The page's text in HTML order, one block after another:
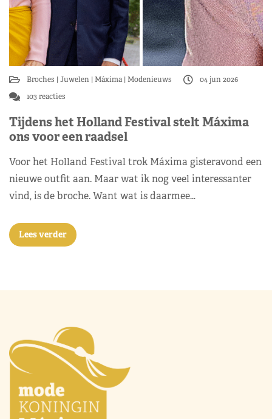
Broches Juwelen Máxima Modenieuws
04 jun 2026
103 reacties
Tijdens het Holland Festival stelt Máxima
ons voor een raadsel
Voor het Holland Festival trok Máxima gisteravond een
nieuwe outfit aan. Maar wat ik nog veel interessanter
vind, is de broche. Want wat is daarmee…
Lees verder